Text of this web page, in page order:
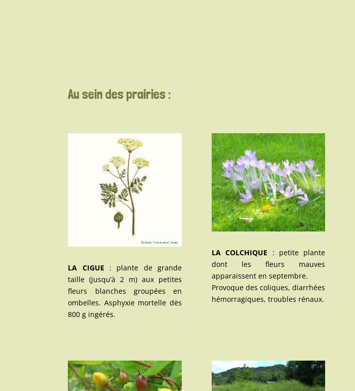
Au sein des prairies :
LA CIGUE : plante de grande
taille (jusqu’à 2 m) aux petites
fleurs blanches groupées en
ombelles. Asphyxie mortelle dès
800 g ingérés.
LA COLCHIQUE : petite plante
dont les fleurs mauves
apparaissent en septembre.
Provoque des coliques, diarrhées
hémorragiques, troubles rénaux.